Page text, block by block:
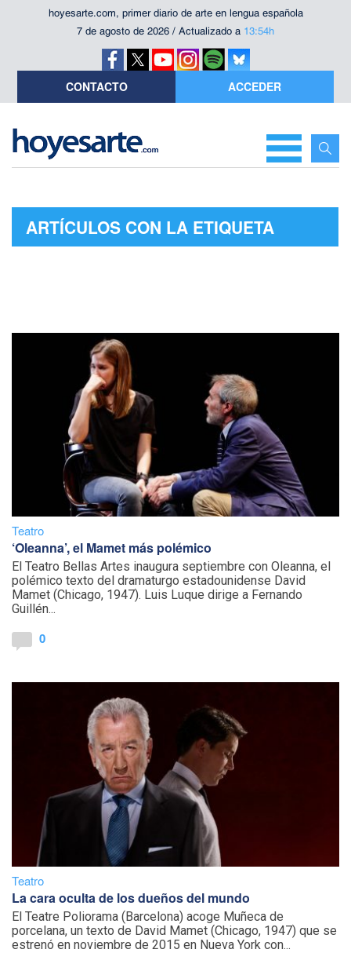
hoyesarte.com, primer diario de arte en lengua española
7 de agosto de 2026 / Actualizado a 13:54h
CONTACTO ACCEDER
ARTÍCULOS CON LA ETIQUETA
Teatro
‘Oleanna’, el Mamet más polémico
El Teatro Bellas Artes inaugura septiembre con Oleanna, el
polémico texto del dramaturgo estadounidense David
Mamet (Chicago, 1947). Luis Luque dirige a Fernando
Guillén...
0
Teatro
La cara oculta de los dueños del mundo
El Teatre Poliorama (Barcelona) acoge Muñeca de
porcelana, un texto de David Mamet (Chicago, 1947) que se
estrenó en noviembre de 2015 en Nueva York con...